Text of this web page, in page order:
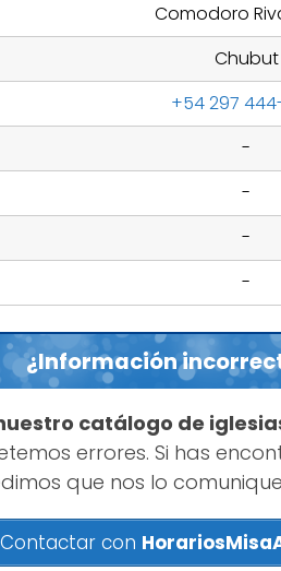
Comodoro
Chubut
+54 297
-
-
-
-
¿Información
catálogo de
errores. Si has
que nos lo
Contactar con